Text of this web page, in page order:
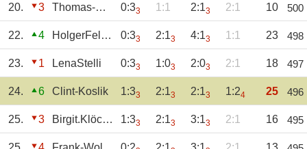
20. 3 Thomas-Horchler 0:33 1:1 2:13 2:1 10 500
22. 4 HolgerFelsing 0:33 2:13 4:13 1:1 23 498
23. 1 LenaStelli 0:33 1:03 2:03 2:1 18 497
24. 6 Clint-Koslik 1:33 2:13 2:13 1:24 25 496
25. 3 Birgit.Klöckner 1:33 2:13 3:13 2:1 16 495